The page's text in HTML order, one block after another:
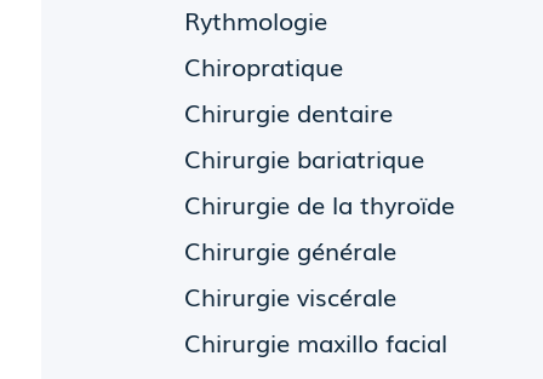
Rythmologie
Chiropratique
Chirurgie dentaire
Chirurgie bariatrique
Chirurgie de la thyroïde
Chirurgie générale
Chirurgie viscérale
Chirurgie maxillo facial